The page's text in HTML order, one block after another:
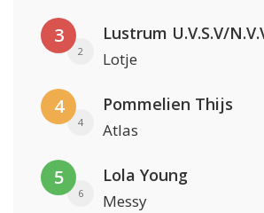
3
2 Lotje
4
4
Pommelien Thijs
Atlas
5
6
Lola Young
Messy